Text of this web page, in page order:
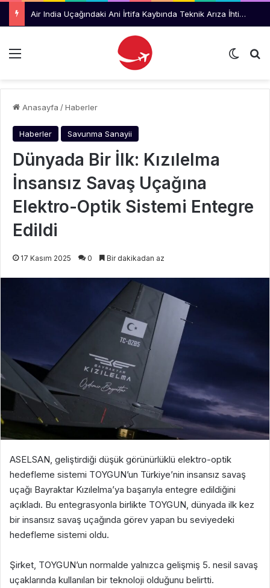
Air India Uçağındaki Ani İrtifa Kaybında Teknik Arıza İhtimali İnceleniyor
Menü Dış
Anasayfa /Haberler
Haberler Savunma Sanayii
Dünyada Bir İlk: Kızılelma
İnsansız Savaş Uçağına
Elektro-Optik Sistemi Entegre
Edildi
17 Kasım 2025 0 Bir dakikadan az
ASELSAN, geliştirdiği düşük görünürlüklü elektro-optik
hedefleme sistemi TOYGUN’un Türkiye’nin insansız savaş
uçağı Bayraktar Kızılelma’ya başarıyla entegre edildiğini
açıkladı. Bu entegrasyonla birlikte TOYGUN, dünyada ilk kez
bir insansız savaş uçağında görev yapan bu seviyedeki
hedefleme sistemi oldu.
‎Şirket, TOYGUN’un normalde yalnızca gelişmiş 5. nesil savaş
uçaklarında kullanılan bir teknoloji olduğunu belirtti.